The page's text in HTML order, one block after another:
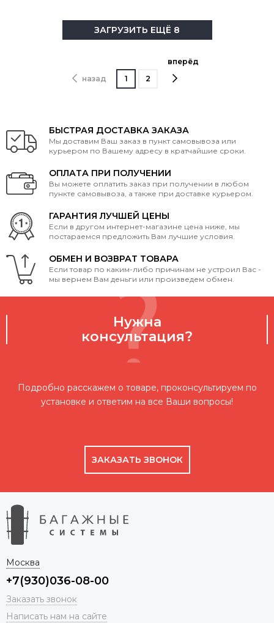
ЗАГРУЗИТЬ ЕЩЁ 8
назад 1 2
вперёд
БЫСТРАЯ ДОСТАВКА ЗАКАЗА
Мы доставим Ваш заказ в пункт самовывоза или
курьером по Вашему адресу в кратчайшие сроки.
ОПЛАТА ПРИ ПОЛУЧЕНИИ
Вы можете оплатить заказ при получении в любом
пункте самовывоза, а также при доставке курьером.
ГАРАНТИЯ ЛУЧШЕЙ ЦЕНЫ
Если в другом интернет-магазине цена ниже, мы
постараемся предложить Вам лучшие условия.
ОБМЕН И ВОЗВРАТ ТОВАРА
Если товар по каким-либо причинам не устроил Вас -
мы вернем Вам деньги или произведем обмен.
Нужна
консультация?
Подробно расскажем о товаре, проконсультируем по
установке и ответим на все Ваши вопросы!
ЗАКАЗАТЬ ЗВОНОК
Москва
+7(930)036-08-00
Заказать звонок
Написать нам на сайте